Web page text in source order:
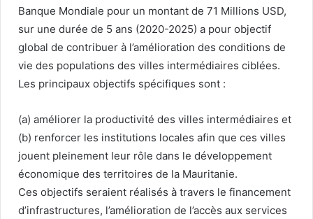
Banque Mondiale pour un montant de 71 Millions USD,
sur une durée de 5 ans (2020-2025) a pour objectif
global de contribuer à l’amélioration des conditions de
vie des populations des villes intermédiaires ciblées.
Les principaux objectifs spécifiques sont :
(a) améliorer la productivité des villes intermédiaires et
(b) renforcer les institutions locales afin que ces villes
jouent pleinement leur rôle dans le développement
économique des territoires de la Mauritanie.
Ces objectifs seraient réalisés à travers le financement
d’infrastructures, l’amélioration de l’accès aux services